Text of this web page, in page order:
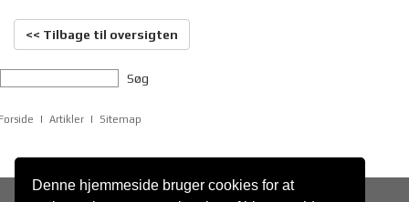
Denne hjemmeside bruger cookies for at
<< Tilbage til oversigten
Søg
Artikler Sitemap